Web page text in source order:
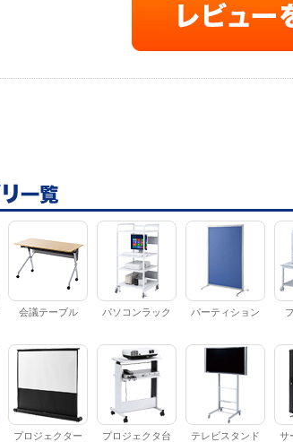
会議テーブル パソコンラック パーティション
プロジェクター
プロジェクタ台 テレビスタンド サ